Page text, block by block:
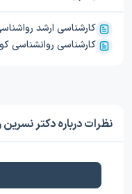
کارشناسی ارشد
کارشناسی روانشناسی
نظرات درباره دکتر